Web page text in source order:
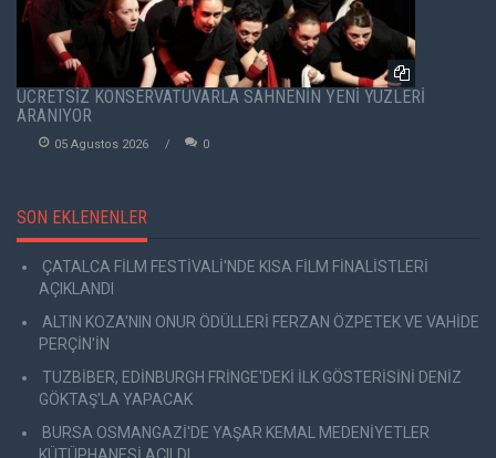
ÜCRETSİZ KONSERVATUVARLA SAHNENİN YENİ YÜZLERİ
ARANIYOR
05 Agustos 2026 0
SON EKLENENLER
ÇATALCA FİLM FESTİVALİ'NDE KISA FİLM FİNALİSTLERİ
AÇIKLANDI
ALTIN KOZA'NIN ONUR ÖDÜLLERİ FERZAN ÖZPETEK VE VAHİDE
PERÇİN'İN
TUZBİBER, EDİNBURGH FRİNGE'DEKİ İLK GÖSTERİSİNİ DENİZ
GÖKTAŞ'LA YAPACAK
BURSA OSMANGAZİ'DE YAŞAR KEMAL MEDENİYETLER